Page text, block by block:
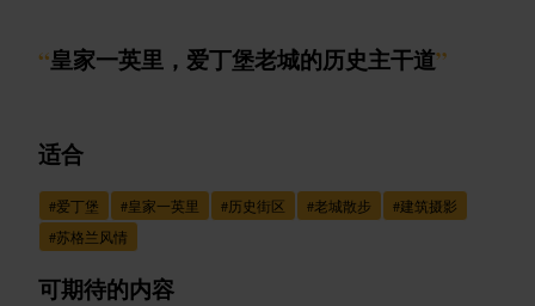
“皇家一英里，爱丁堡老城的历史主干道”
适合
#爱丁堡 #皇家一英里 #历史街区 #老城散步 #建筑摄影
#苏格兰风情
可期待的内容